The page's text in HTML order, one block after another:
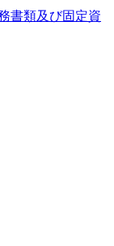
書類及び固定資